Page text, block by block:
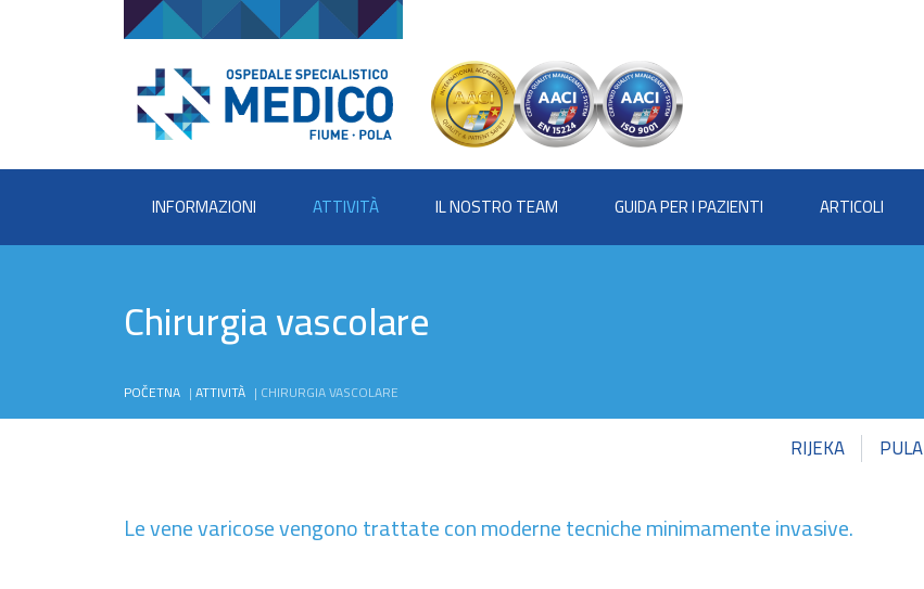
INFORMAZIONI ATTIVITÀ IL NOSTRO TEAM GUIDA PER I PAZIENTI ARTICOLI
Chirurgia vascolare
POČETNA |ATTIVITÀ | CHIRURGIA VASCOLARE
RIJEKA PULA
Le vene varicose vengono trattate con moderne tecniche minimamente invasive.